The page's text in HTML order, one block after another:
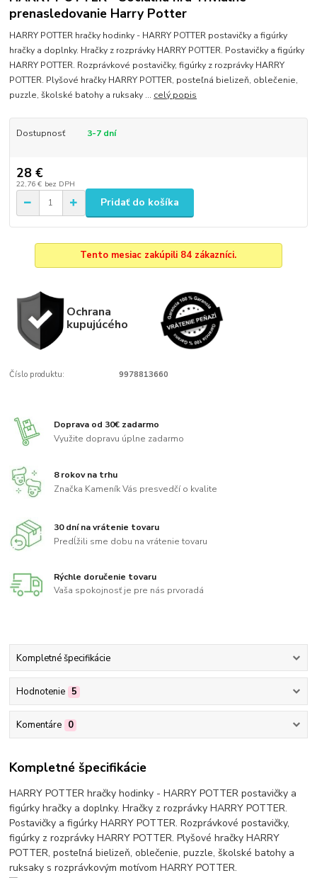
prenasledovanie Harry Potter
HARRY POTTER hračky hodinky - HARRY POTTER postavičky a figúrky
hračky a doplnky. Hračky z rozprávky HARRY POTTER. Postavičky a figúrky
HARRY POTTER. Rozprávkové postavičky, figúrky z rozprávky HARRY
POTTER. Plyšové hračky HARRY POTTER, posteľná bielizeň, oblečenie,
puzzle, školské batohy a ruksaky ... celý popis
Dostupnosť 3-7 dní
28 €
22,76 € bez DPH
Pridať do košíka
Tento mesiac zakúpili 84 zákazníci.
Ochrana
kupujúcého
Číslo produktu: 9978813660
Doprava od 30€ zadarmo
Využite dopravu úplne zadarmo
8 rokov na trhu
Značka Kameník Vás presvedčí o kvalite
30 dní na vrátenie tovaru
Predĺžili sme dobu na vrátenie tovaru
Rýchle doručenie tovaru
Vaša spokojnosť je pre nás prvoradá
Kompletné špecifikácie
Hodnotenie 5
Komentáre 0
Kompletné špecifikácie
HARRY POTTER hračky hodinky - HARRY POTTER postavičky a
figúrky hračky a doplnky. Hračky z rozprávky HARRY POTTER.
Postavičky a figúrky HARRY POTTER. Rozprávkové postavičky,
figúrky z rozprávky HARRY POTTER. Plyšové hračky HARRY
POTTER, posteľná bielizeň, oblečenie, puzzle, školské batohy a
ruksaky s rozprávkovým motívom HARRY POTTER.